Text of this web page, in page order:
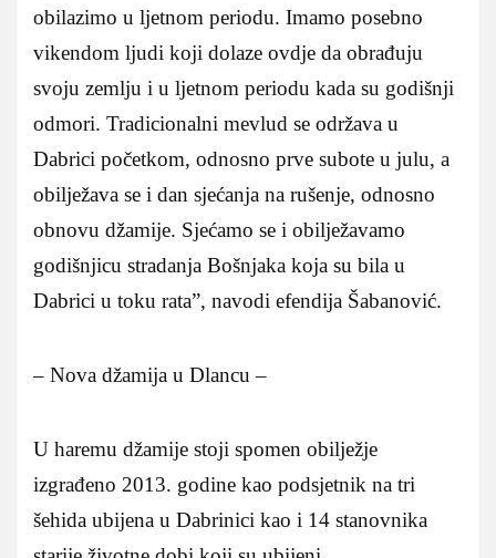
obilazimo u ljetnom periodu. Imamo posebno
vikendom ljudi koji dolaze ovdje da obrađuju
svoju zemlju i u ljetnom periodu kada su godišnji
odmori. Tradicionalni mevlud se održava u
Dabrici početkom, odnosno prve subote u julu, a
obilježava se i dan sjećanja na rušenje, odnosno
obnovu džamije. Sjećamo se i obilježavamo
godišnjicu stradanja Bošnjaka koja su bila u
Dabrici u toku rata”, navodi efendija Šabanović.
– Nova džamija u Dlancu –
U haremu džamije stoji spomen obilježje
izgrađeno 2013. godine kao podsjetnik na tri
šehida ubijena u Dabrinici kao i 14 stanovnika